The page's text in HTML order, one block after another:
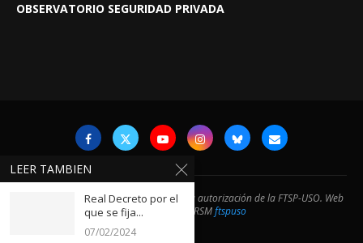
OBSERVATORIO SEGURIDAD PRIVADA
@2024- Prohibida la reproducción sin la autorización de la FTSP-USO. Web
desarrollada por RSMftspuso
LEER TAMBIEN
Real Decreto por el
que se fija...
07/02/2024